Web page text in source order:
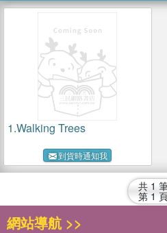
1.Walking Trees
到貨時通知我
共 1
第 1
網站導航 >>